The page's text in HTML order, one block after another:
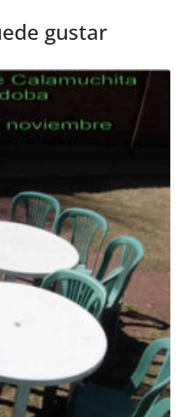
k
gustar